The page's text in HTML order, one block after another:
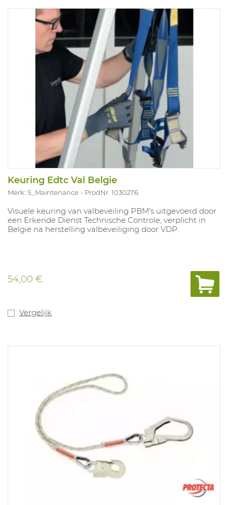
Keuring Edtc Val Belgie
Merk: S_Maintenance ProdNr. 1030276
Visuele keuring van valbeveiling PBM's uitgevoerd door
een Erkende Dienst Technische Controle, verplicht in
België na herstelling valbeveiliging door VDP.
54,00 €
Vergelijk